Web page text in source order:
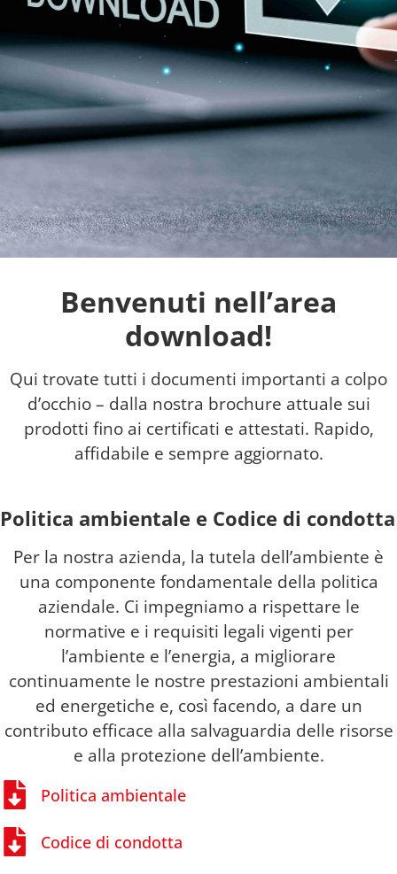
Benvenuti nell’area
download!
Qui trovate tutti i documenti importanti a colpo
d’occhio – dalla nostra brochure attuale sui
prodotti fino ai certificati e attestati. Rapido,
affidabile e sempre aggiornato.
Politica ambientale e Codice di condotta
Per la nostra azienda, la tutela dell’ambiente è
una componente fondamentale della politica
aziendale. Ci impegniamo a rispettare le
normative e i requisiti legali vigenti per
l’ambiente e l’energia, a migliorare
continuamente le nostre prestazioni ambientali
ed energetiche e, così facendo, a dare un
contributo efficace alla salvaguardia delle risorse
e alla protezione dell’ambiente.
Politica ambientale
Codice di condotta